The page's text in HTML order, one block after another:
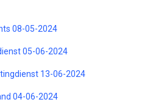
08-05-2024
05-06-2024
13-06-2024
04-06-2024